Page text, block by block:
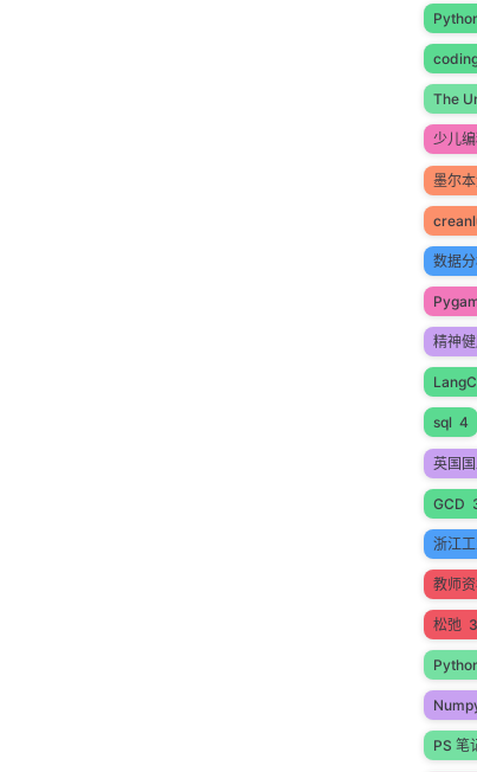
The
少儿
墨尔
数据
精神
sql 4
英国
GCD
浙江
教师
松弛 3
PS 笔